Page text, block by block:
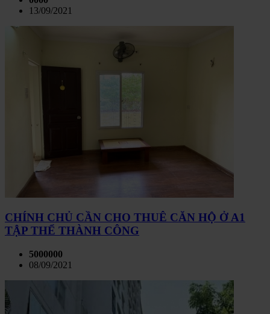
13/09/2021
CHÍNH CHỦ CẦN CHO THUÊ CĂN HỘ Ở A1
TẬP THỂ THÀNH CÔNG
5000000
08/09/2021